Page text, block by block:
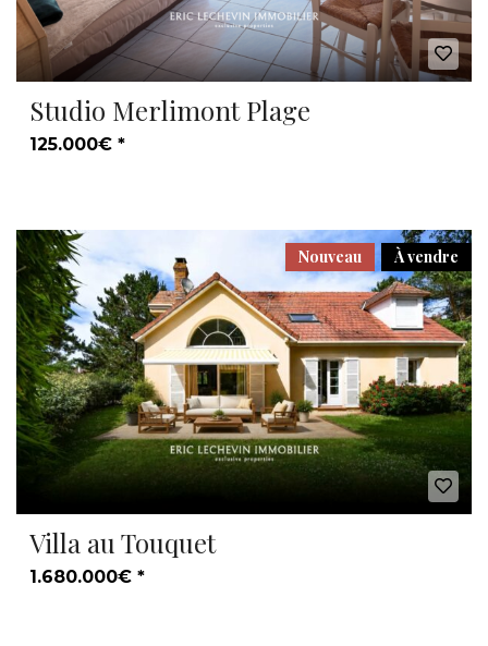
Studio Merlimont Plage
125.000€ *
À vendre
Nouveau
Villa au Touquet
1.680.000€ *